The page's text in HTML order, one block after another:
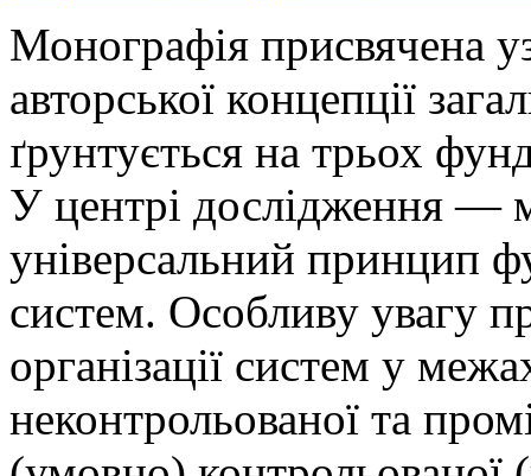
Монографія присвячена
авторської концепції
ґрунтується на трьох
У центрі дослідження —
універсальний принцип
систем. Особливу увагу
організації систем у
неконтрольованої та